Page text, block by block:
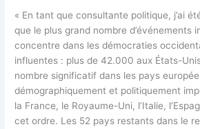
« En tant que consultante politique, j’ai
que le plus grand nombre d’événements
concentre dans les démocraties
influentes : plus de 42.000 aux États-
nombre significatif dans les pays
démographiquement et politiquement
la France, le Royaume-Uni, l’Italie,
cet ordre. Les 52 pays restants dans le